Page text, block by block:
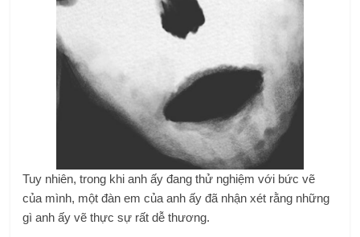
Tuy nhiên, trong khi anh ấy đang thử nghiệm với bức vẽ
của mình, một đàn em của anh ấy đã nhận xét rằng những
gì anh ấy vẽ thực sự rất dễ thương.